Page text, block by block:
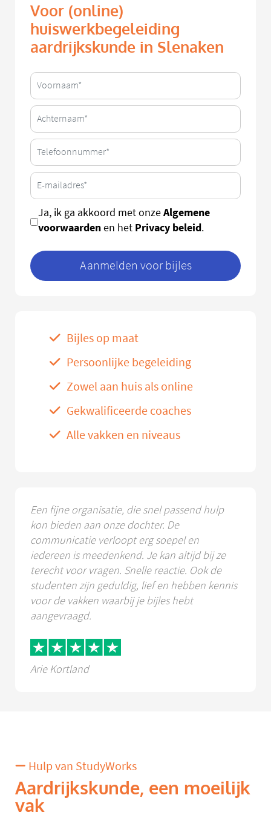
Voor (online)
huiswerkbegeleiding
aardrijkskunde in Slenaken
Ja, ik ga akkoord met onzeAlgemene
voorwaardenen het Privacy beleid.
Aanmelden voor bijles
Bijles op maat
Persoonlijke begeleiding
Zowel aan huis als online
Gekwalificeerde coaches
Alle vakken en niveaus
Een fijne organisatie, die snel passend hulp
kon bieden aan onze dochter. De
communicatie verloopt erg soepel en
iedereen is meedenkend. Je kan altijd bij ze
terecht voor vragen. Snelle reactie. Ook de
studenten zijn geduldig, lief en hebben kennis
voor de vakken waarbij je bijles hebt
aangevraagd.
Arie Kortland
Hulp van StudyWorks
Aardrijkskunde, een moeilijk
vak